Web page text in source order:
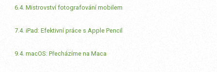
6.4. Mistrovství fotografování mobilem
7.4. iPad: Efektivní práce s Apple Pencil
9.4. macOS: Přecházíme na Maca